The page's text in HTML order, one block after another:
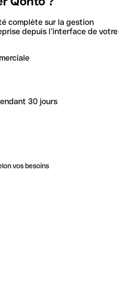
complète sur la gestion
depuis l’interface de votre
30 jours
vos besoins